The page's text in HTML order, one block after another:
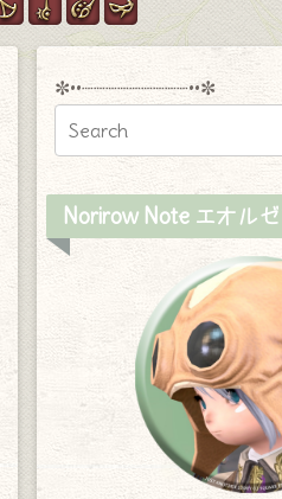
✼••┈┈┈┈┈┈┈┈┈••✼
Norirow Note エオル